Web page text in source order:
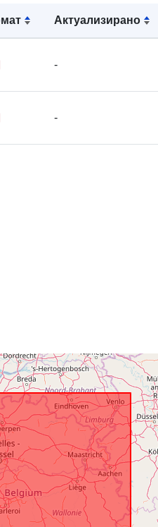
Актуализирано
-
-
Каталожен
uriRef:
Права за
достъп:
Времеви
обхват: